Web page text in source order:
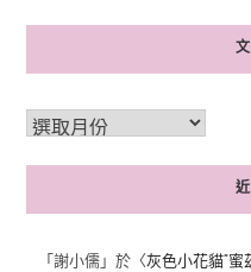
「 謝小儒」於〈灰色小花貓“蜜